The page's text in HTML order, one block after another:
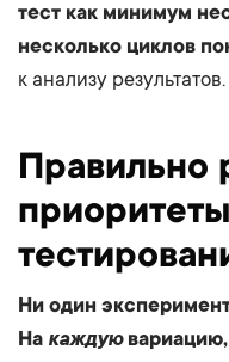
тест как минимум
несколько циклов
к анализу результатов.
Правильно
Ни один
На каждую